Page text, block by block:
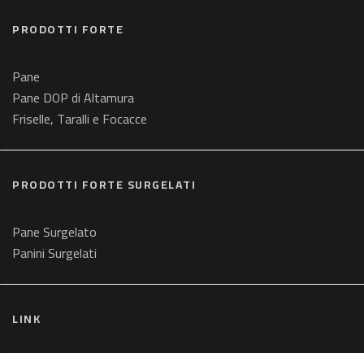
PRODOTTI FORTE
Pane
Pane DOP di Altamura
Friselle, Taralli e Focacce
PRODOTTI FORTE SURGELATI
Pane Surgelato
Panini Surgelati
LINK